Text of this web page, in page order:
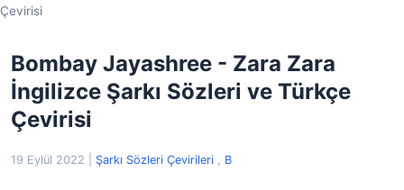
Çevirisi
Bombay Jayashree - Zara Zara
İngilizce Şarkı Sözleri ve Türkçe
Çevirisi
19 Eylül 2022 Şarkı Sözleri Çevirileri , B